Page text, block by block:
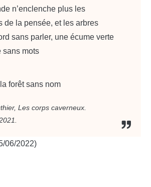
n’enclenche plus les
de la pensée, et les arbres
sans parler, une écume verte
sans mots
forêt sans nom
Les corps caverneux
06/2022)